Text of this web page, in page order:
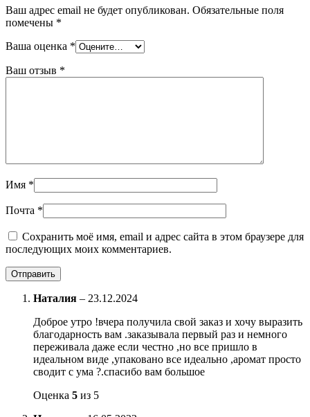
Ваш адрес email не будет опубликован. Обязательные поля
помечены *
Ваша оценка *
Ваш отзыв *
Имя *
Почта *
Сохранить моё имя, email и адрес сайта в этом браузере для
последующих моих комментариев.
Наталия – 23.12.2024
Доброе утро !вчера получила свой заказ и хочу выразить
благодарность вам .заказывала первый раз и немного
переживала даже если честно ,но все пришло в
идеальном виде ,упаковано все идеально ,аромат просто
сводит с ума ?.спасибо вам большое
Оценка 5 из 5